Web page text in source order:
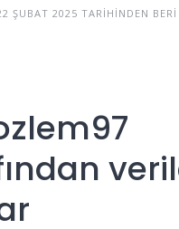
ŞUBAT 2025 TARIHINDEN BERI